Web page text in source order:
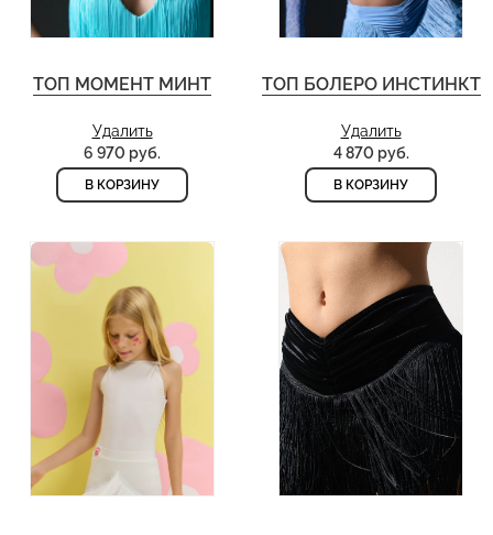
ТОП МОМЕНТ МИНТ
Удалить
6 970 руб.
В КОРЗИНУ
ТОП БОЛЕРО ИНСТИНКТ
Удалить
4 870 руб.
В КОРЗИНУ